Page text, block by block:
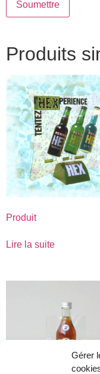
Gérer
Produits
Produit
Lire la suite